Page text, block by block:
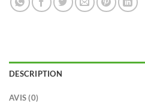
DESCRIPTION
AVIS (0)